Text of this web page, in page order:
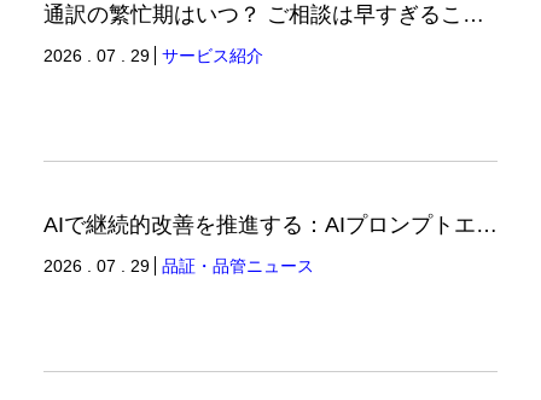
通訳の繁忙期はいつ？ ご相談は早すぎることはありません。（通訳ブログ）
2026 . 07 . 29 サービス紹介
AIで継続的改善を推進する：AIプロンプトエンジニアリングへの品質思考の適用-3（品証品管ニュース）
2026 . 07 . 29 品証・品管ニュース